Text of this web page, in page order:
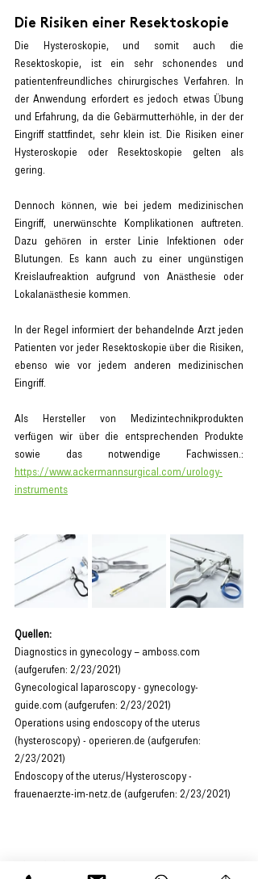
Die Risiken einer Resektoskopie
Die Hysteroskopie, und somit auch die
Resektoskopie, ist ein sehr schonendes und
patientenfreundliches chirurgisches Verfahren. In
der Anwendung erfordert es jedoch etwas Übung
und Erfahrung, da die Gebärmutterhöhle, in der der
Eingriff stattfindet, sehr klein ist. Die Risiken einer
Hysteroskopie oder Resektoskopie gelten als
gering.
Dennoch können, wie bei jedem medizinischen
Eingriff, unerwünschte Komplikationen auftreten.
Dazu gehören in erster Linie Infektionen oder
Blutungen. Es kann auch zu einer ungünstigen
Kreislaufreaktion aufgrund von Anästhesie oder
Lokalanästhesie kommen.
In der Regel informiert der behandelnde Arzt jeden
Patienten vor jeder Resektoskopie über die Risiken,
ebenso wie vor jedem anderen medizinischen
Eingriff.
Als Hersteller von Medizintechnikprodukten
verfügen wir über die entsprechenden Produkte
https://www.ackermannsurgical.com/urology-
instruments
Quellen:
Diagnostics in gynecology – amboss.com
(aufgerufen: 2/23/2021)
Gynecological laparoscopy - gynecology-
guide.com (aufgerufen: 2/23/2021)
Operations using endoscopy of the uterus
(hysteroscopy) - operieren.de (aufgerufen:
2/23/2021)
Endoscopy of the uterus/Hysteroscopy -
frauenaerzte-im-netz.de (aufgerufen: 2/23/2021)